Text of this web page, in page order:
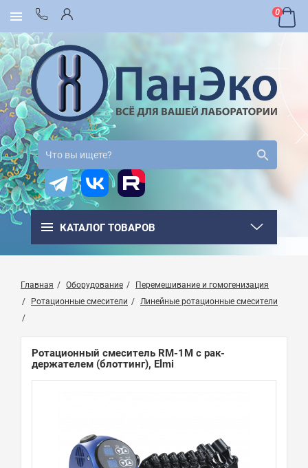
0
КАТАЛОГ ТОВАРОВ
Главная Оборудование
Перемешивание и гомогенизация
Ротационные смесители
Линейные ротационные смесители
Ротационный смеситель RM-1M с рак-
держателем (блоттинг), Elmi